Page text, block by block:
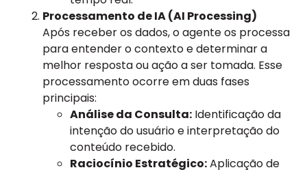
Processamento de IA (AI Processing)
Após receber os dados, o agente os processa
para entender o contexto e determinar a
melhor resposta ou ação a ser tomada. Esse
processamento ocorre em duas fases
principais:
Análise da Consulta: Identificação da
intenção do usuário e interpretação do
conteúdo recebido.
Raciocínio Estratégico:Aplicação de